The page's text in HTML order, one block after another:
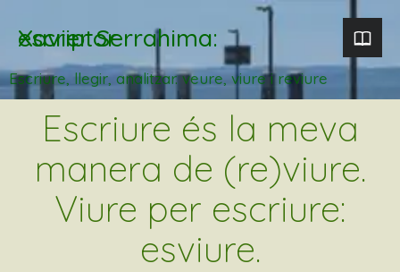
Xavier Serrahima: escriptor
Escriure, llegir, analitzar. veure, viure i reviure
Escriure és la meva
manera de (re)viure.
Viure per escriure:
esviure.